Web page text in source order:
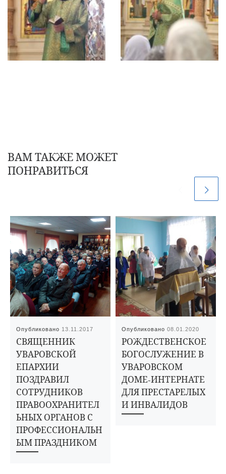
ВАМ ТАКЖЕ МОЖЕТ
ПОНРАВИТЬСЯ
Опубликовано 13.11.2017
СВЯЩЕННИК
УВАРОВСКОЙ
ЕПАРХИИ
ПОЗДРАВИЛ
СОТРУДНИКОВ
ПРАВООХРАНИТЕЛ
ЬНЫХ ОРГАНОВ С
ПРОФЕССИОНАЛЬН
ЫМ ПРАЗДНИКОМ
Опубликовано08.01.2020
РОЖДЕСТВЕНСКОЕ
БОГОСЛУЖЕНИЕ В
УВАРОВСКОМ
ДОМЕ-ИНТЕРНАТЕ
ДЛЯ ПРЕСТАРЕЛЫХ
И ИНВАЛИДОВ